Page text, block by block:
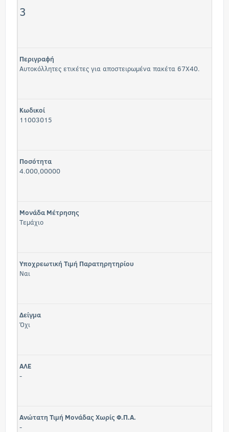
3
Περιγραφή
Αυτοκόλλητες ετικέτες για αποστειρωμένα πακέτα 67Χ40.
Κωδικοί
11003015
Ποσότητα
4.000,00000
Μονάδα Μέτρησης
Τεμάχιο
Υποχρεωτική Τιμή Παρατηρητηρίου
Ναι
Δείγμα
Όχι
ΑΛΕ
-
Ανώτατη Τιμή Μονάδας Χωρίς Φ.Π.Α.
-